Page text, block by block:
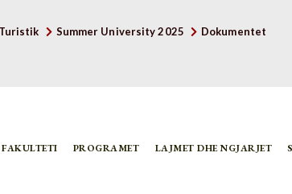
Summer University 2025
Dokumentet
FAKULTETI PROGRAMET LAJMET DHE NGJARJET